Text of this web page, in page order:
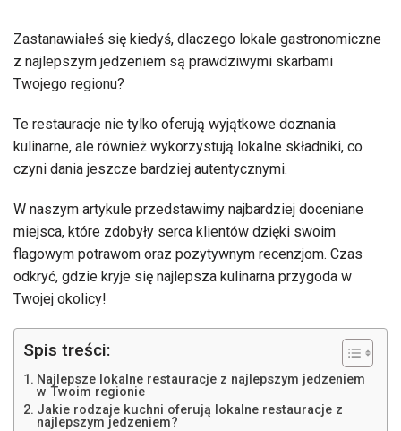
Zastanawiałeś się kiedyś, dlaczego lokale gastronomiczne
z najlepszym jedzeniem są prawdziwymi skarbami
Twojego regionu?
Te restauracje nie tylko oferują wyjątkowe doznania
kulinarne, ale również wykorzystują lokalne składniki, co
czyni dania jeszcze bardziej autentycznymi.
W naszym artykule przedstawimy najbardziej doceniane
miejsca, które zdobyły serca klientów dzięki swoim
flagowym potrawom oraz pozytywnym recenzjom. Czas
odkryć, gdzie kryje się najlepsza kulinarna przygoda w
Twojej okolicy!
Spis treści:
Najlepsze lokalne restauracje z najlepszym jedzeniem
w Twoim regionie
Jakie rodzaje kuchni oferują lokalne restauracje z
najlepszym jedzeniem?